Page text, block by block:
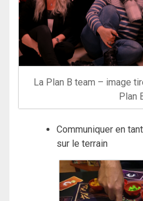
La Plan B team – image
Plan
Communiquer en
sur le terrain